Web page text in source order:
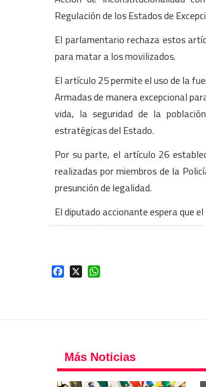
Regulación de los Estados de
El parlamentario rechaza estos
para matar a los movilizados.
El artículo 25 permite el uso de la
Armadas de manera excepcional
vida, la seguridad de la
estratégicas del Estado.
Por su parte, el artículo 26
realizadas por miembros de la
presunción de legalidad.
El diputado accionante espera que
Facebook
Más Noticias